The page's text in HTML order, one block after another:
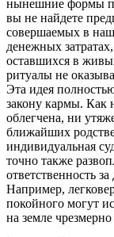
нынешние формы
вы не найдете
совершаемых в
денежных
оставшихся в
ритуалы не
Эта идея
закону кармы. Как
облегчена, ни
ближайших
индивидуальная
точно также
ответственность
Например,
покойного могут
на земле